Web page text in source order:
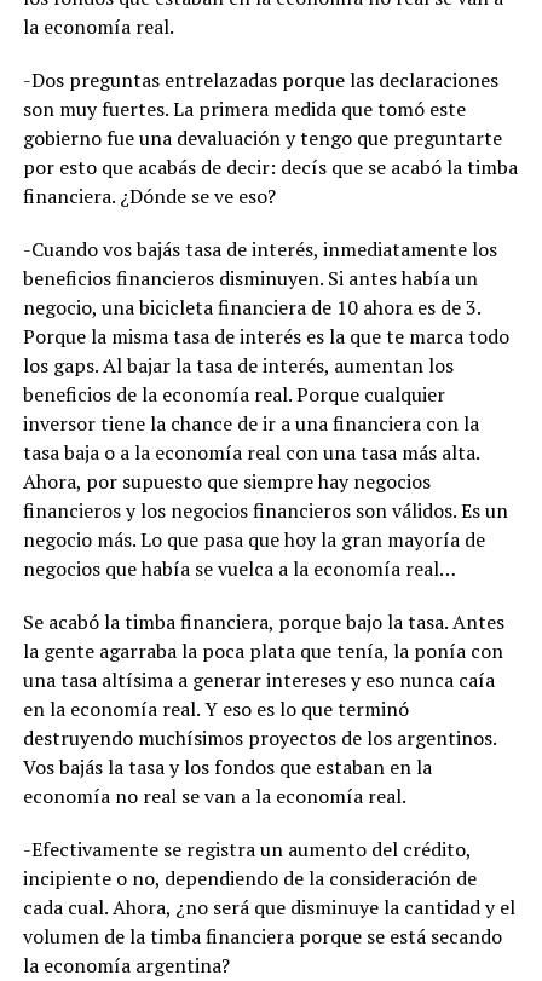
la economía real.
-Dos preguntas entrelazadas porque las declaraciones
son muy fuertes. La primera medida que tomó este
gobierno fue una devaluación y tengo que preguntarte
por esto que acabás de decir: decís que se acabó la timba
financiera. ¿Dónde se ve eso?
-Cuando vos bajás tasa de interés, inmediatamente los
beneficios financieros disminuyen. Si antes había un
negocio, una bicicleta financiera de 10 ahora es de 3.
Porque la misma tasa de interés es la que te marca todo
los gaps. Al bajar la tasa de interés, aumentan los
beneficios de la economía real. Porque cualquier
inversor tiene la chance de ir a una financiera con la
tasa baja o a la economía real con una tasa más alta.
Ahora, por supuesto que siempre hay negocios
financieros y los negocios financieros son válidos. Es un
negocio más. Lo que pasa que hoy la gran mayoría de
negocios que había se vuelca a la economía real…
Se acabó la timba financiera, porque bajo la tasa. Antes
la gente agarraba la poca plata que tenía, la ponía con
una tasa altísima a generar intereses y eso nunca caía
en la economía real. Y eso es lo que terminó
destruyendo muchísimos proyectos de los argentinos.
Vos bajás la tasa y los fondos que estaban en la
economía no real se van a la economía real.
-Efectivamente se registra un aumento del crédito,
incipiente o no, dependiendo de la consideración de
cada cual. Ahora, ¿no será que disminuye la cantidad y el
volumen de la timba financiera porque se está secando
la economía argentina?